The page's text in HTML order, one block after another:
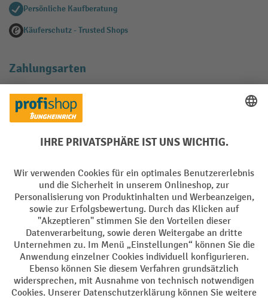
Persönliche Kaufberatung
Käuferschutz - Trusted Shops
Zahlungsarten
Creditcard (Master)
Facebook
YouTube
LinkedIn
Instagram
AGB Impressum Datenschutz
Barrierefreiheit Privacy Settings